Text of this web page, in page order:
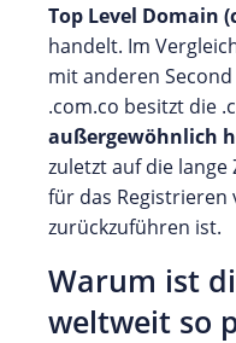
Top Level Domain
handelt. Im
mit anderen
.com.co besitzt die
außergewöhnlich
zuletzt auf die
für das
zurückzuführen ist.
Warum ist
weltweit so